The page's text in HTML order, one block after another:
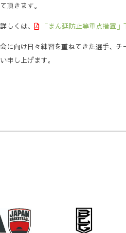
頂きます。
しくは、 「まん延防止等重点措置」
に向け日々練習を重ねてきた選手、
申し上げます。